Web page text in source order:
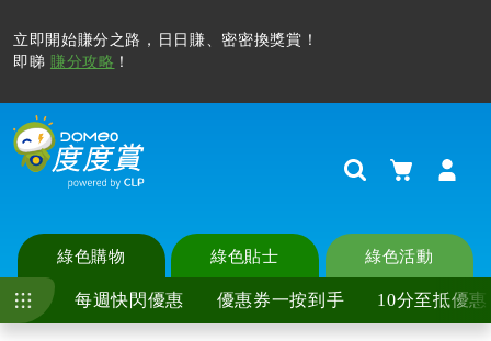
立即開始賺分之路，日日賺、密密換獎賞！
即睇 賺分攻略 ！
Search購物車
綠色購物
每週快閃優惠 優惠券一按到手 10分至抵優惠
綠色貼士 綠色活動